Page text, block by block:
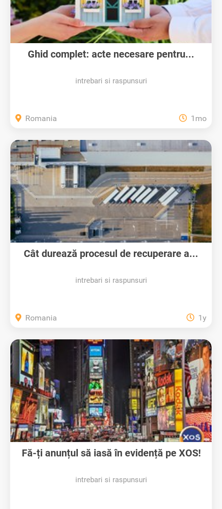
Ghid complet: acte necesare pentru...
intrebari si raspunsuri
Romania 1mo
Cât durează procesul de recuperare a...
intrebari si raspunsuri
Romania 1y
Fă-ți anunțul să iasă în evidență pe XOS!
intrebari si raspunsuri